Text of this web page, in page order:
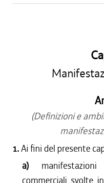
(Definizioni e
1.Ai fini del presente
a)
commerciali svolte